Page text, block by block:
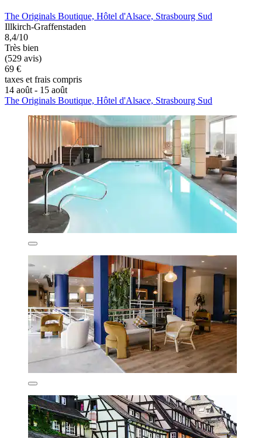
The Originals Boutique, Hôtel d'Alsace, Strasbourg Sud
Illkirch-Graffenstaden
8,4/10
Très bien
(529 avis)
69 €
taxes et frais compris
14 août - 15 août
The Originals Boutique, Hôtel d'Alsace, Strasbourg Sud